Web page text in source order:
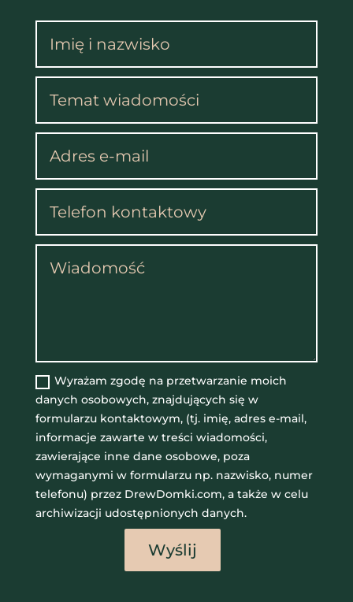
Wyrażam zgodę na przetwarzanie moich
danych osobowych, znajdujących się w
formularzu kontaktowym, (tj. imię, adres e-mail,
informacje zawarte w treści wiadomości,
zawierające inne dane osobowe, poza
wymaganymi w formularzu np. nazwisko, numer
telefonu) przez DrewDomki.com, a także w celu
archiwizacji udostępnionych danych.
Wyślij